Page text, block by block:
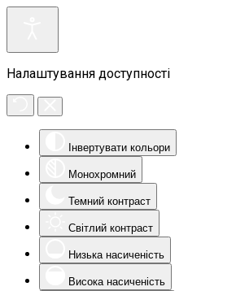
Налаштування доступності
Інвертувати кольори
Монохромний
Темний контраст
Світлий контраст
Низька насиченість
Висока насиченість